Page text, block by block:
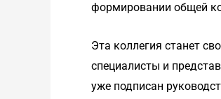
формировании общей
Эта коллегия станет
специалисты и
уже подписан